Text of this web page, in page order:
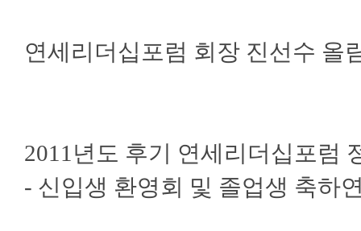
연세리더십포럼 회장 진선수 올
2011년도 후기 연세리더십포럼
- 신입생 환영회 및 졸업생 축하